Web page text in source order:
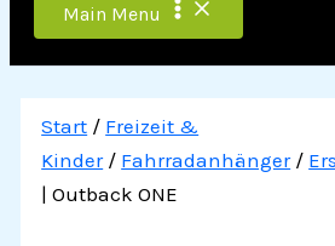
Main Menu
Start / Freizeit &
Kinder/ Fahrradanhänger/
| Outback ONE